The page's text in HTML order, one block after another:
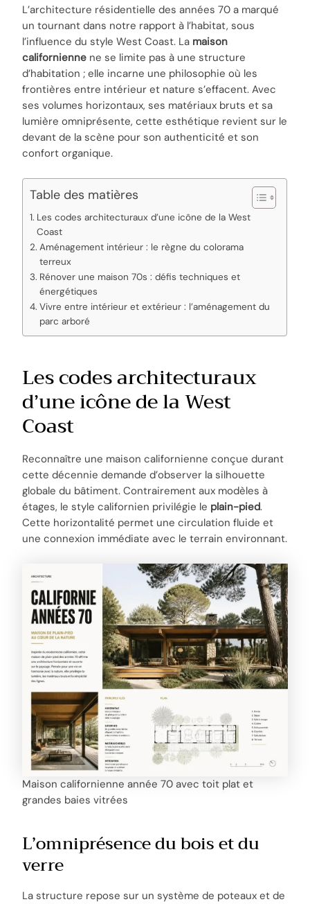
L’architecture résidentielle des années 70 a marqué
un tournant dans notre rapport à l’habitat, sous
l’influence du style West Coast. La maison
californienne ne se limite pas à une structure
d’habitation ; elle incarne une philosophie où les
frontières entre intérieur et nature s’effacent. Avec
ses volumes horizontaux, ses matériaux bruts et sa
lumière omniprésente, cette esthétique revient sur le
devant de la scène pour son authenticité et son
confort organique.
Table des matières
Les codes architecturaux d’une icône de la West
Coast
Aménagement intérieur : le règne du colorama
terreux
Rénover une maison 70s : défis techniques et
énergétiques
Vivre entre intérieur et extérieur : l’aménagement du
parc arboré
Les codes architecturaux
d’une icône de la West
Coast
Reconnaître une maison californienne conçue durant
cette décennie demande d’observer la silhouette
globale du bâtiment. Contrairement aux modèles à
étages, le style californien privilégie le plain-pied.
Cette horizontalité permet une circulation fluide et
une connexion immédiate avec le terrain environnant.
Maison californienne année 70 avec toit plat et
grandes baies vitrées
L’omniprésence du bois et du
verre
La structure repose sur un système de poteaux et de